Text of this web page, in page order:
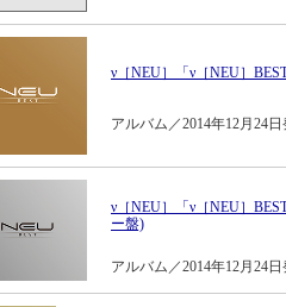
ν［NEU］「ν［NEU］
アルバム／2014年12月24日
ν［NEU］「ν［NEU］
ー盤)
アルバム／2014年12月24日